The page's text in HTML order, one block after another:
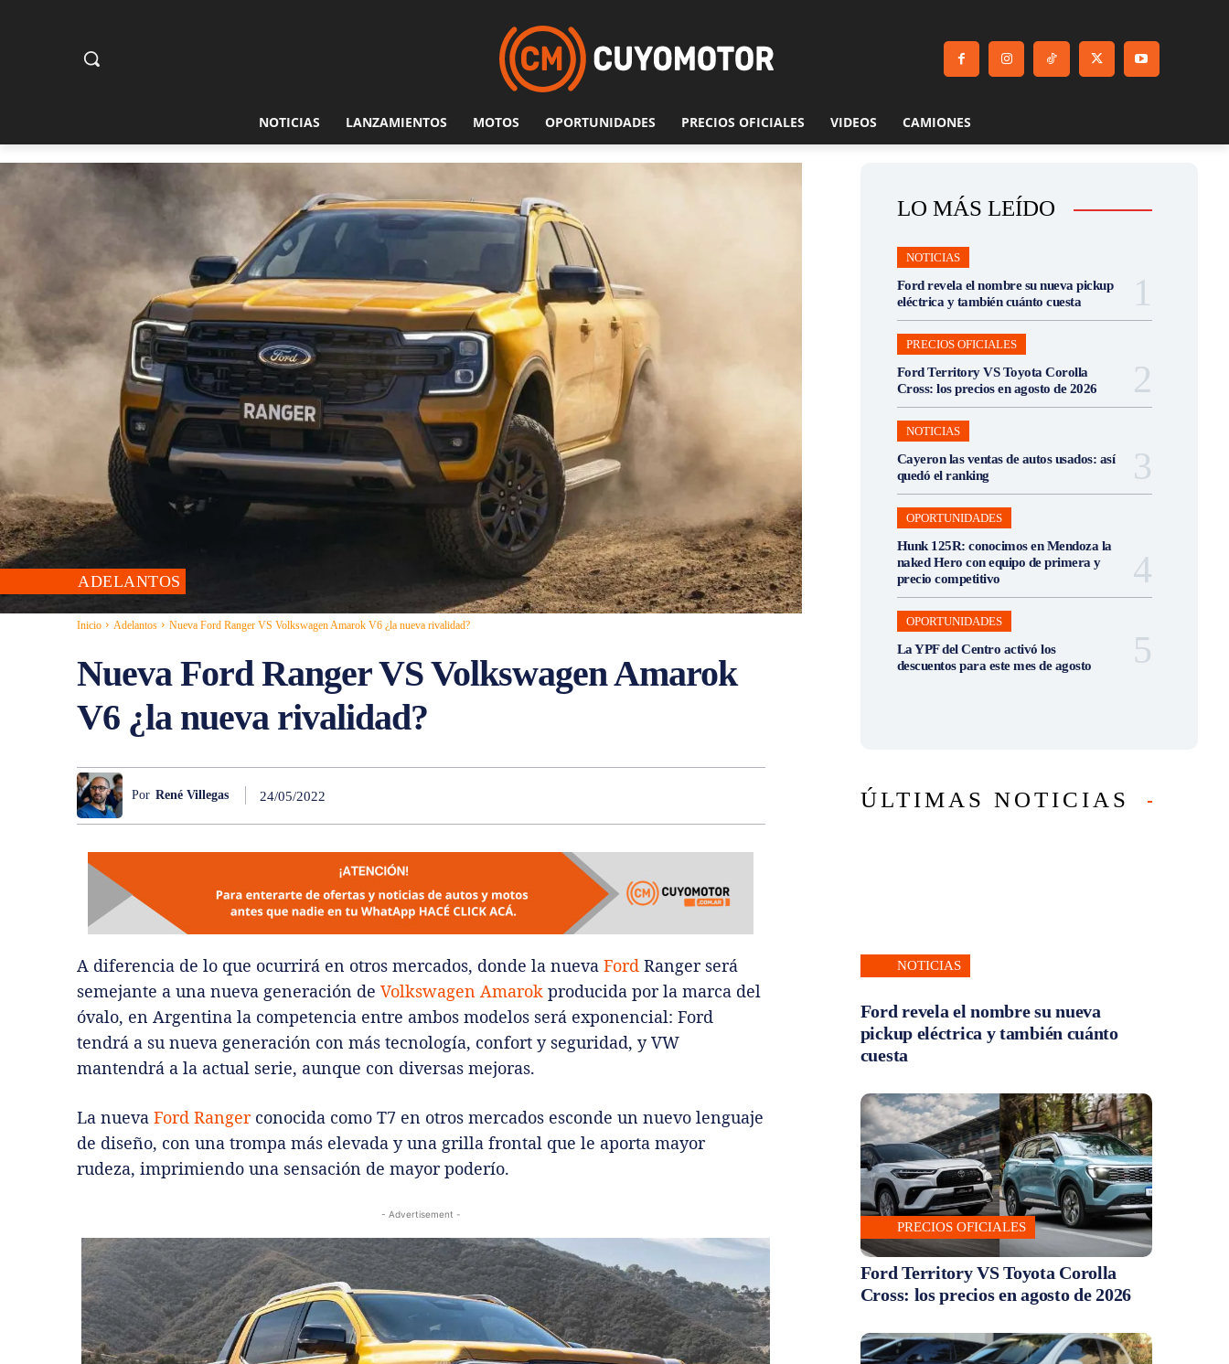
NOTICIAS LANZAMIENTOS MOTOS OPORTUNIDADES PRECIOS OFICIALES VIDEOS CAMIONES
ADELANTOS
Inicio Adelantos Nueva Ford Ranger VS Volkswagen Amarok V6 ¿la nueva rivalidad?
Nueva Ford Ranger VS Volkswagen Amarok
V6 ¿la nueva rivalidad?
Por René Villegas 24/05/2022
A diferencia de lo que ocurrirá en otros mercados, donde la nueva Ford Ranger será
semejante a una nueva generación de Volkswagen Amarok producida por la marca del
óvalo, en Argentina la competencia entre ambos modelos será exponencial: Ford
tendrá a su nueva generación con más tecnología, confort y seguridad, y VW
mantendrá a la actual serie, aunque con diversas mejoras.
La nueva Ford Rangerconocida como T7 en otros mercados esconde un nuevo lenguaje
de diseño, con una trompa más elevada y una grilla frontal que le aporta mayor
rudeza, imprimiendo una sensación de mayor poderío.
- Advertisement -
LO MÁS LEÍDO
NOTICIAS
Ford revela el nombre su nueva pickup
eléctrica y también cuánto cuesta
PRECIOS OFICIALES
Ford Territory VS Toyota Corolla
Cross: los precios en agosto de 2026
NOTICIAS
Cayeron las ventas de autos usados: así
quedó el ranking
OPORTUNIDADES
Hunk 125R: conocimos en Mendoza la
naked Hero con equipo de primera y
precio competitivo
OPORTUNIDADES
La YPF del Centro activó los
descuentos para este mes de agosto
ÚLTIMAS NOTICIAS
NOTICIAS
Ford revela el nombre su nueva
pickup eléctrica y también cuánto
cuesta
PRECIOS OFICIALES
Ford Territory VS Toyota Corolla
Cross: los precios en agosto de 2026